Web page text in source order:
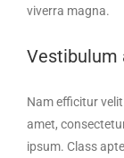
viverra magna.
Vestibulum
Nam efficitur
amet,
ipsum. Class